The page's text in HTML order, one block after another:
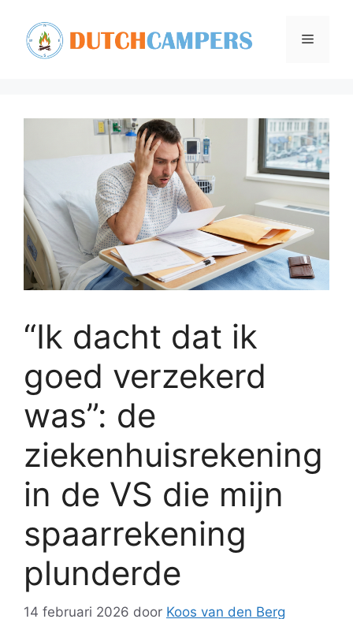
Menu
“Ik dacht dat ik
goed verzekerd
was”: de
ziekenhuisrekening
in de VS die mijn
spaarrekening
plunderde
14 februari 2026 door Koos van den Berg